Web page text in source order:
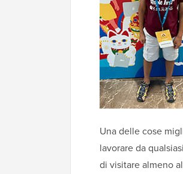
Una delle cose
lavorare da
di visitare almeno